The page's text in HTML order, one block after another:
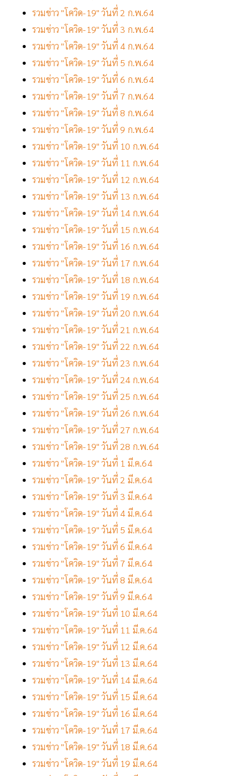
รวมข่าว "โควิด-19" วันที่ 2 ก.พ.64
รวมข่าว "โควิด-19" วันที่ 3 ก.พ.64
รวมข่าว "โควิด-19" วันที่ 4 ก.พ.64
รวมข่าว "โควิด-19" วันที่ 5 ก.พ.64
รวมข่าว "โควิด-19" วันที่ 6 ก.พ.64
รวมข่าว "โควิด-19" วันที่ 7 ก.พ.64
รวมข่าว "โควิด-19" วันที่ 8 ก.พ.64
รวมข่าว "โควิด-19" วันที่ 9 ก.พ.64
รวมข่าว "โควิด-19" วันที่ 10 ก.พ.64
รวมข่าว "โควิด-19" วันที่ 11 ก.พ.64
รวมข่าว "โควิด-19" วันที่ 12 ก.พ.64
รวมข่าว "โควิด-19" วันที่ 13 ก.พ.64
รวมข่าว "โควิด-19" วันที่ 14 ก.พ.64
รวมข่าว "โควิด-19" วันที่ 15 ก.พ.64
รวมข่าว "โควิด-19" วันที่ 16 ก.พ.64
รวมข่าว "โควิด-19" วันที่ 17 ก.พ.64
รวมข่าว "โควิด-19" วันที่ 18 ก.พ.64
รวมข่าว "โควิด-19" วันที่ 19 ก.พ.64
รวมข่าว "โควิด-19" วันที่ 20 ก.พ.64
รวมข่าว "โควิด-19" วันที่ 21 ก.พ.64
รวมข่าว "โควิด-19" วันที่ 22 ก.พ.64
รวมข่าว "โควิด-19" วันที่ 23 ก.พ.64
รวมข่าว "โควิด-19" วันที่ 24 ก.พ.64
รวมข่าว "โควิด-19" วันที่ 25 ก.พ.64
รวมข่าว "โควิด-19" วันที่ 26 ก.พ.64
รวมข่าว "โควิด-19" วันที่ 27 ก.พ.64
รวมข่าว "โควิด-19" วันที่ 28 ก.พ.64
รวมข่าว "โควิด-19" วันที่ 1 มี.ค.64
รวมข่าว "โควิด-19" วันที่ 2 มี.ค.64
รวมข่าว "โควิด-19" วันที่ 3 มี.ค.64
รวมข่าว "โควิด-19" วันที่ 4 มี.ค.64
รวมข่าว "โควิด-19" วันที่ 5 มี.ค.64
รวมข่าว "โควิด-19" วันที่ 6 มี.ค.64
รวมข่าว "โควิด-19" วันที่ 7 มี.ค.64
รวมข่าว "โควิด-19" วันที่ 8 มี.ค.64
รวมข่าว "โควิด-19" วันที่ 9 มี.ค.64
รวมข่าว "โควิด-19" วันที่ 10 มี.ค.64
รวมข่าว "โควิด-19" วันที่ 11 มี.ค.64
รวมข่าว "โควิด-19" วันที่ 12 มี.ค.64
รวมข่าว "โควิด-19" วันที่ 13 มี.ค.64
รวมข่าว "โควิด-19" วันที่ 14 มี.ค.64
รวมข่าว "โควิด-19" วันที่ 15 มี.ค.64
รวมข่าว "โควิด-19" วันที่ 16 มี.ค.64
รวมข่าว "โควิด-19" วันที่ 17 มี.ค.64
รวมข่าว "โควิด-19" วันที่ 18 มี.ค.64
รวมข่าว "โควิด-19" วันที่ 19 มี.ค.64